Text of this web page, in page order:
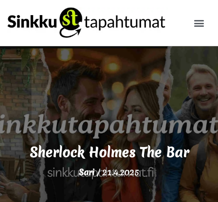
Sherlock Holmes The Bar
Sari/21.4.2025